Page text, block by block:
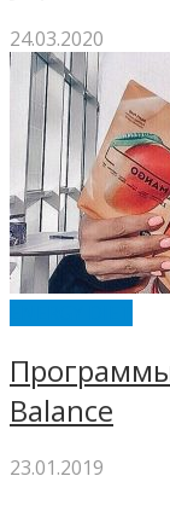
24.03.2020
Balance
23.01.2019